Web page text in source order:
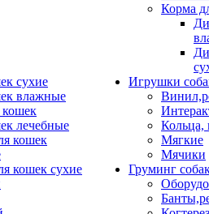
сухие
влажные
кошек
лечебные
кошек
кошек сухие
Корма
Игрушки
Кольца,
Мягкие
Мячики
Груминг